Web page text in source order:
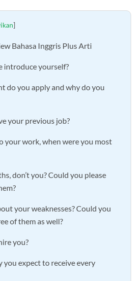
]
Bahasa Inggris Plus Arti
introduce yourself?
do you apply and why do you
your previous job?
your work, when were you most
don’t you? Could you please
your weaknesses? Could you
of them as well?
you?
you expect to receive every